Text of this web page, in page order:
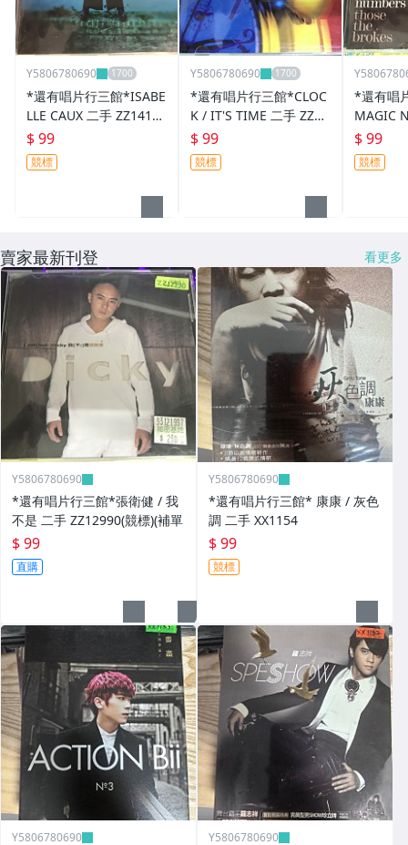
Y5806780690
*還有唱片行三館*ISABE
LLE CAUX 二手 ZZ14123
(競標)
$ 99
競標
Y5806780690
*還有唱片行三館*CLOC
K / IT'S TIME 二手 ZZ15
320(競標)
$ 99
競標
*還有唱
MAGIC
OSE
4255(封
$ 99
競標
賣家最新刊登 看更多
Y5806780690
*還有唱片行三館*張衛健 / 我
不是 二手 ZZ12990(競標)(補單
$ 99
直購
Y5806780690
*還有唱片行三館* 康康 / 灰色
調 二手 XX1154
$ 99
競標
Y5806780690 Y5806780690